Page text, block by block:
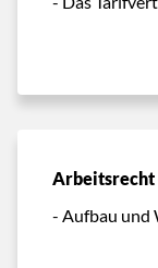
Arbeitsrecht
- Aufbau und